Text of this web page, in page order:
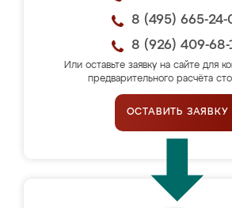
8 (495) 665-24-
8 (926) 409-68-
Или оставьте заявку на сайте для
предварительного расчёта
ОСТАВИТЬ ЗАЯВКУ